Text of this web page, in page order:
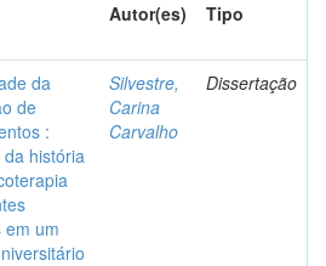
Autor(es) Tipo
da
de
:
história
em um
Silvestre,
Carina
Carvalho
Dissertação